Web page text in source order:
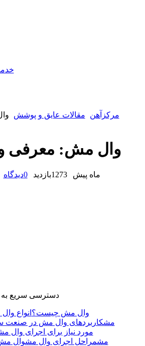
مرکزآهن
مقالات عایق و پوشش
وال مش: معرفی و
4 ماه پیش 1273بازدید 0دیدگاه
دسترسی سریع
وال مش چیست؟ انواع
مشکاربردهای وال مش در صنعت
مورد نیاز برای اجرای وال
مشمراحل اجرای وال مشوال مش